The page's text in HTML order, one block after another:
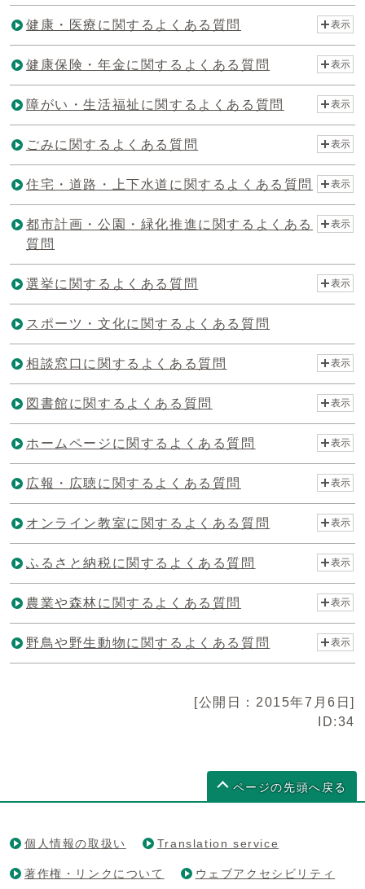
健康・医療に関するよくある質問 表示
健康保険・年金に関するよくある質問 表示
障がい・生活福祉に関するよくある質問 表示
ごみに関するよくある質問 表示
住宅・道路・上下水道に関するよくある質問 表示
都市計画・公園・緑化推進に関するよくある
質問
表示
選挙に関するよくある質問 表示
スポーツ・文化に関するよくある質問
相談窓口に関するよくある質問 表示
図書館に関するよくある質問 表示
ホームページに関するよくある質問 表示
広報・広聴に関するよくある質問 表示
オンライン教室に関するよくある質問 表示
ふるさと納税に関するよくある質問 表示
農業や森林に関するよくある質問 表示
野鳥や野生動物に関するよくある質問 表示
[公開日：2015年7月6日]
ID:34
ページの先頭へ戻る
個人情報の取扱い Translation service
著作権・リンクについて ウェブアクセシビリティ